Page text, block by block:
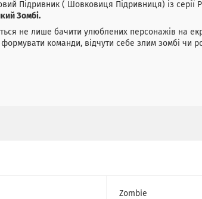
Підривник ( Шовковиця Підривниця) із серії
Зомбі.
не лише бачити улюблених персонажів на
команди, відчути себе злим зомбі чи
Zombie